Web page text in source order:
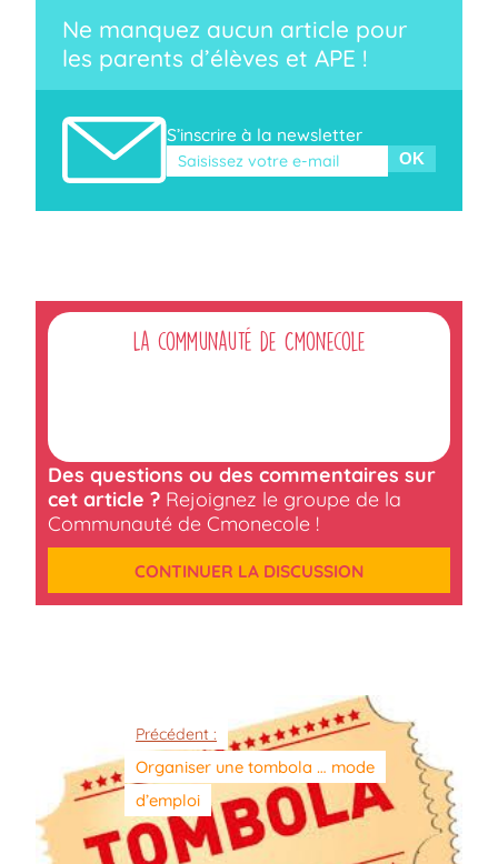
Ne manquez aucun article pour
les parents d’élèves et APE !
S’inscrire à la newsletter
Veuillez laisser ce champ vide.
La communauté de Cmonecole
Des questions ou des commentaires sur
cet article ?Rejoignez le groupe de la
Communauté de Cmonecole !
CONTINUER LA DISCUSSION
Précédent :
Organiser une tombola … mode
d’emploi